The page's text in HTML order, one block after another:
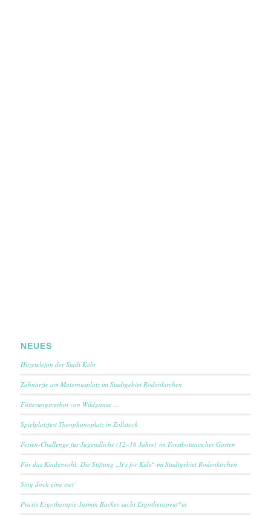
NEUES
Hitzetelefon der Stadt Köln
Zahnärzte am Maternusplatz im Stadtgebiet Rodenkirchen
Fütterungsverbot von Wildgänse …
Spielplatzfest Theophanoplatz in Zollstock
Ferien-Challenge für Jugendliche (12–16 Jahre) im Forstbotanischer Garten
Für das Kindeswohl: Die Stiftung „It’s for Kids“ im Stadtgebiet Rodenkirchen
Sing doch eine met
Praxis Ergotherapie Jasmin Backes sucht Ergotherapeut*in